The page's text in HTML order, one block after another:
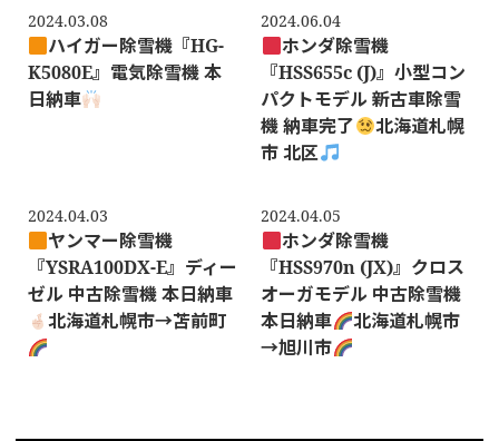
2024.03.08
ハイガー除雪機『HG-
K5080E』電気除雪機 本
日納車
2024.06.04
ホンダ除雪機
『HSS655c (J)』小型コン
パクトモデル 新古車除雪
機 納車完了
北海道札幌
市 北区
2024.04.03
ヤンマー除雪機
『YSRA100DX-E』ディー
ゼル 中古除雪機 本日納車
北海道札幌市→苫前町
2024.04.05
ホンダ除雪機
『HSS970n (JX)』クロス
オーガモデル 中古除雪機
本日納車
北海道札幌市
→旭川市